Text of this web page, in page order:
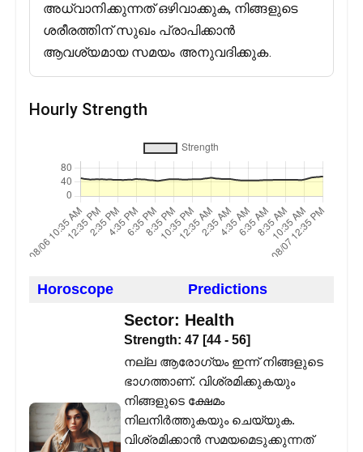
അധ്വാനിക്കുന്നത് ഒഴിവാക്കുക, നിങ്ങളുടെ
ശരീരത്തിന് സുഖം പ്രാപിക്കാൻ
ആവശ്യമായ സമയം അനുവദിക്കുക.
Hourly Strength
Horoscope Predictions
Sector: Health
Strength: 47 [44 - 56]
നല്ല ആരോഗ്യം ഇന്ന് നിങ്ങളുടെ
ഭാഗത്താണ്. വിശ്രമിക്കുകയും
നിങ്ങളുടെ ക്ഷേമം
നിലനിർത്തുകയും ചെയ്യുക.
വിശ്രമിക്കാൻ സമയമെടുക്കുന്നത്